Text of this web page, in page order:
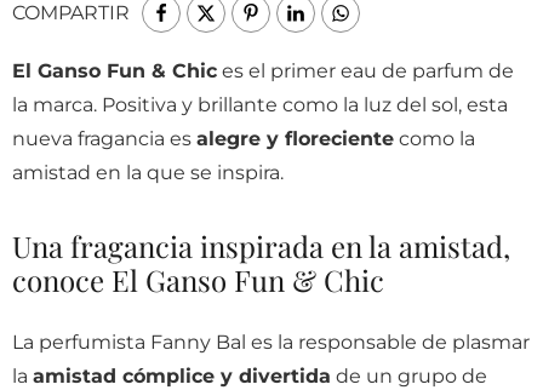
COMPARTIR
El Ganso Fun & Chic es el primer eau de parfum de
la marca. Positiva y brillante como la luz del sol, esta
nueva fragancia es alegre y floreciente como la
amistad en la que se inspira.
Una fragancia inspirada en la amistad,
conoce El Ganso Fun & Chic
La perfumista Fanny Bal es la responsable de plasmar
la amistad cómplice y divertida de un grupo de